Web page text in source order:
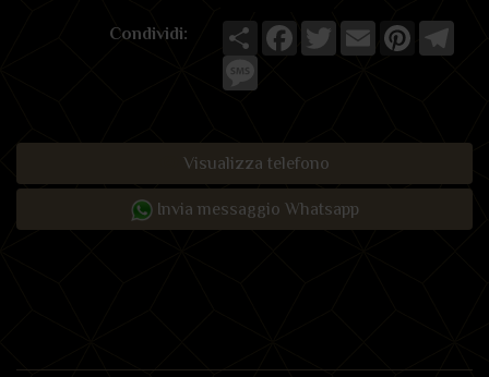
Condividi: Share Facebook
TwitterEmail Pinterest
Message
Visualizza telefono
Invia messaggio Whatsapp